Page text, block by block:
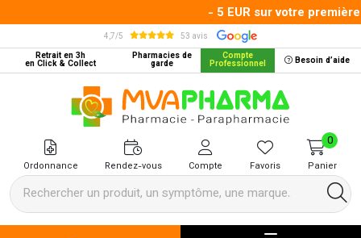
- 5 EUR sur votre
4,7/5
53 avis
Retrait en 3h
en Click & Collect
Pharmacies de
garde
Compte
Professionnel Besoin d’aide
MVA Pharma Votre pharmacie
Ordonnance Rendez-vous Compte Favoris Panier
0